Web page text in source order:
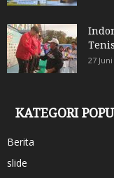
Tenis
27
KATEGORI
Berita
slide